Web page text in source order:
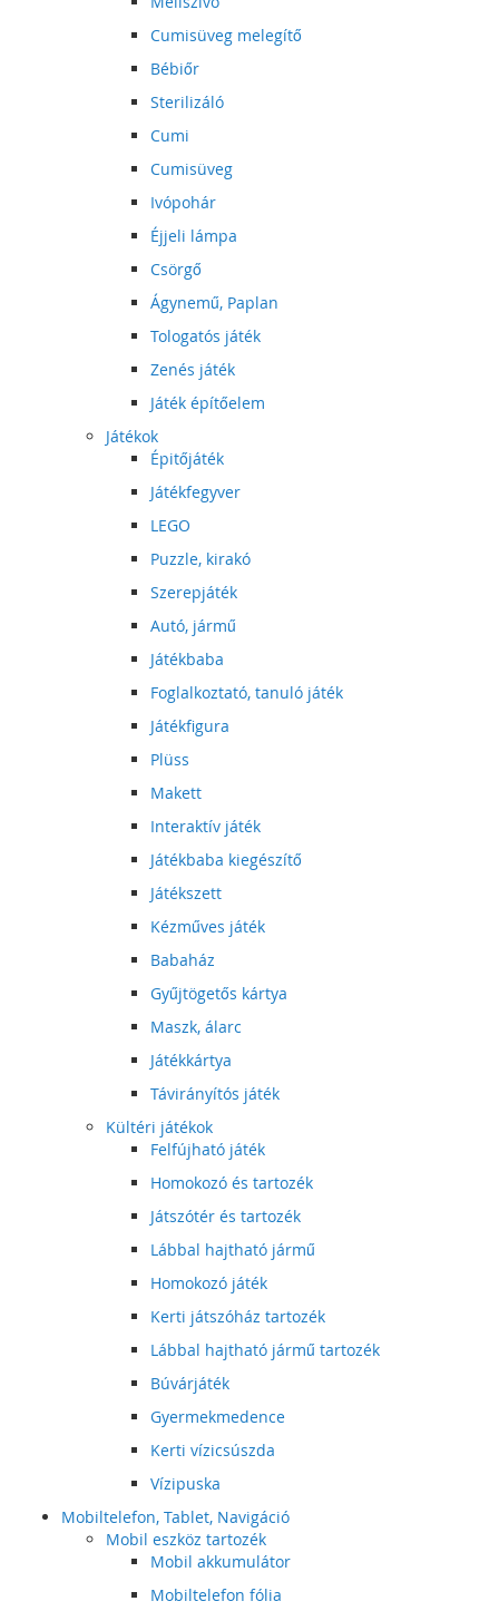
Cumisüveg melegítő
Bébiőr
Sterilizáló
Cumi
Cumisüveg
Ivópohár
Éjjeli lámpa
Csörgő
Ágynemű, Paplan
Tologatós játék
Zenés játék
Játék építőelem
Játékok
Épitőjáték
Játékfegyver
LEGO
Puzzle, kirakó
Szerepjáték
Autó, jármű
Játékbaba
Foglalkoztató, tanuló játék
Játékfigura
Plüss
Makett
Interaktív játék
Játékbaba kiegészítő
Játékszett
Kézműves játék
Babaház
Gyűjtögetős kártya
Maszk, álarc
Játékkártya
Távirányítós játék
Kültéri játékok
Felfújható játék
Homokozó és tartozék
Játszótér és tartozék
Lábbal hajtható jármű
Homokozó játék
Kerti játszóház tartozék
Lábbal hajtható jármű tartozék
Búvárjáték
Gyermekmedence
Kerti vízicsúszda
Vízipuska
Mobiltelefon, Tablet, Navigáció
Mobil eszköz tartozék
Mobil akkumulátor
Mobiltelefon fólia